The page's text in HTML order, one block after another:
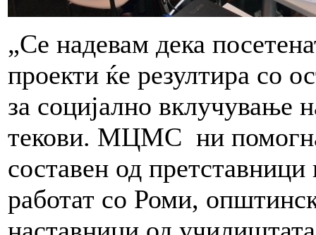
„Се надевам дека
проекти ќе резултира со
за социјално вклучување
текови. МЦМС ни
составен од
работат со Роми,